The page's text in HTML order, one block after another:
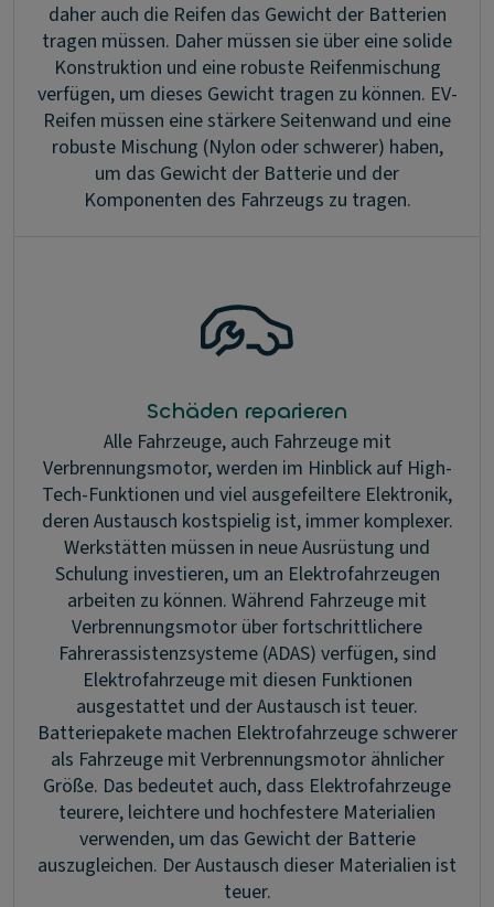
daher auch die Reifen das Gewicht der Batterien
tragen müssen. Daher müssen sie über eine solide
Konstruktion und eine robuste Reifenmischung
verfügen, um dieses Gewicht tragen zu können. EV-
Reifen müssen eine stärkere Seitenwand und eine
robuste Mischung (Nylon oder schwerer) haben,
um das Gewicht der Batterie und der
Komponenten des Fahrzeugs zu tragen.
Schäden reparieren
Alle Fahrzeuge, auch Fahrzeuge mit
Verbrennungsmotor, werden im Hinblick auf High-
Tech-Funktionen und viel ausgefeiltere Elektronik,
deren Austausch kostspielig ist, immer komplexer.
Werkstätten müssen in neue Ausrüstung und
Schulung investieren, um an Elektrofahrzeugen
arbeiten zu können. Während Fahrzeuge mit
Verbrennungsmotor über fortschrittlichere
Fahrerassistenzsysteme (ADAS) verfügen, sind
Elektrofahrzeuge mit diesen Funktionen
ausgestattet und der Austausch ist teuer.
Batteriepakete machen Elektrofahrzeuge schwerer
als Fahrzeuge mit Verbrennungsmotor ähnlicher
Größe. Das bedeutet auch, dass Elektrofahrzeuge
teurere, leichtere und hochfestere Materialien
verwenden, um das Gewicht der Batterie
auszugleichen. Der Austausch dieser Materialien ist
teuer.